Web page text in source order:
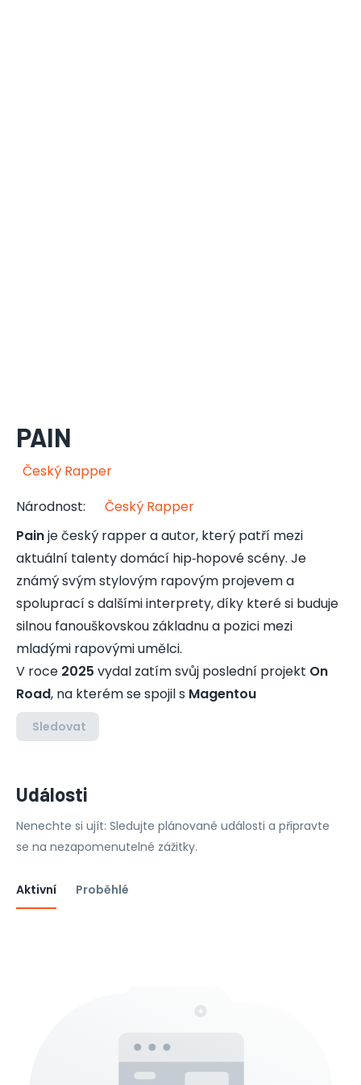
PAIN
Český Rapper
Národnost:
Český Rapper
Painje český rapper a autor, který patří mezi
aktuální talenty domácí hip‑hopové scény. Je
známý svým stylovým rapovým projevem a
spoluprací s dalšími interprety, díky které si buduje
silnou fanouškovskou základnu a pozici mezi
mladými rapovými umělci.
V roce 2025 vydal zatím svůj poslední projekt On
Road, na kterém se spojil s Magentou
Sledovat
Události
Nenechte si ujít: Sledujte plánované události a připravte
se na nezapomenutelné zážitky.
Aktivní Proběhlé